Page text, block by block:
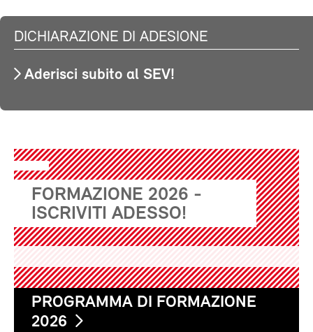
DICHIARAZIONE DI ADESIONE
Aderisci subito al SEV!
FORMAZIONE 2026 -
ISCRIVITI ADESSO!
PROGRAMMA DI FORMAZIONE
2026